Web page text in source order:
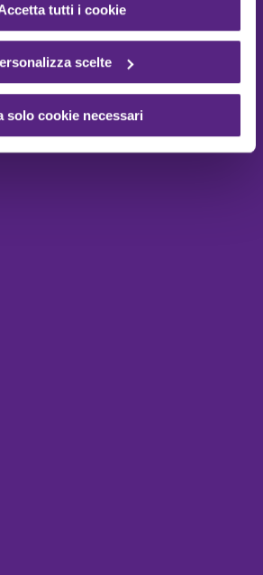
tutti i cookie
scelte
solo cookie necessari